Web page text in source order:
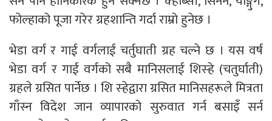
फोल्हाको पूजा गरेर ग्रहशान्ति गर्दा राम्रो हुनेछ ।
भेडा वर्ग र गाई वर्गलाई चर्तुघाती ग्रह चल्ने छ । यस वर्ष
भेडा वर्ग र गाई वर्गको सबै मानिसलाई शिस्हे (चतुर्घाती)
ग्रहले ग्रसित पार्नेछ । शि स्हेद्वारा ग्रसित मानिसहरूले मित्रता
गाँस्न विदेश जान व्यापारको सुरुवात गर्न बसाइँ सर्न